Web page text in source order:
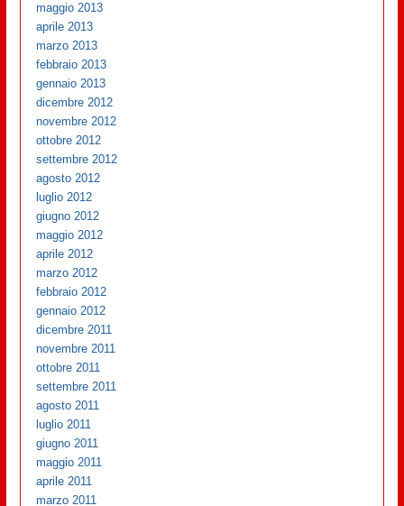
maggio 2013
aprile 2013
marzo 2013
febbraio 2013
gennaio 2013
dicembre 2012
novembre 2012
ottobre 2012
settembre 2012
agosto 2012
luglio 2012
giugno 2012
maggio 2012
aprile 2012
marzo 2012
febbraio 2012
gennaio 2012
dicembre 2011
novembre 2011
ottobre 2011
settembre 2011
agosto 2011
luglio 2011
giugno 2011
maggio 2011
aprile 2011
marzo 2011